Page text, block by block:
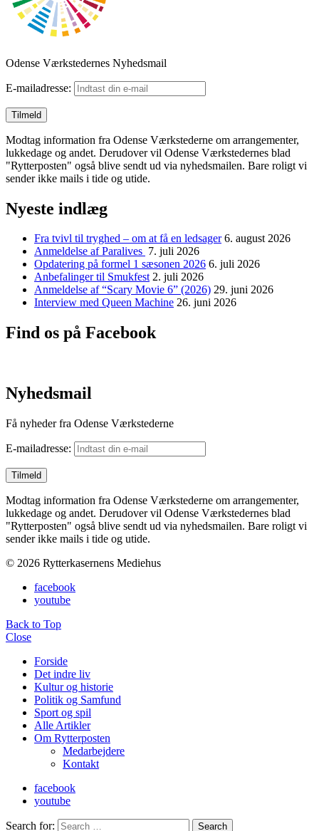
Odense Værkstedernes Nyhedsmail
E-mailadresse:
Modtag information fra Odense Værkstederne om arrangementer,
lukkedage og andet. Derudover vil Odense Værkstedernes blad
"Rytterposten" også blive sendt ud via nyhedsmailen. Bare roligt vi
sender ikke mails i tide og utide.
Nyeste indlæg
Fra tvivl til tryghed – om at få en ledsager 6. august 2026
Anmeldelse af Paralives 7. juli 2026
Opdatering på formel 1 sæsonen 2026 6. juli 2026
Anbefalinger til Smukfest 2. juli 2026
Anmeldelse af “Scary Movie 6” (2026) 29. juni 2026
Interview med Queen Machine 26. juni 2026
Find os på Facebook
Nyhedsmail
Få nyheder fra Odense Værkstederne
E-mailadresse:
Modtag information fra Odense Værkstederne om arrangementer,
lukkedage og andet. Derudover vil Odense Værkstedernes blad
"Rytterposten" også blive sendt ud via nyhedsmailen. Bare roligt vi
sender ikke mails i tide og utide.
© 2026 Rytterkasernens Mediehus
facebook
youtube
Back to Top
Close
Forside
Det indre liv
Kultur og historie
Politik og Samfund
Sport og spil
Alle Artikler
Om Rytterposten
Medarbejdere
Kontakt
facebook
youtube
Search for: Search